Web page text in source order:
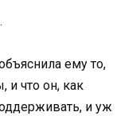
ему то,
и что он, как
и уж